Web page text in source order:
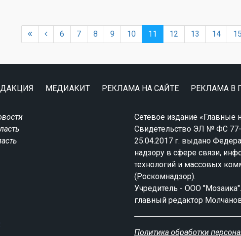
6 7 8 9 10 11 12 13 14 15
МЕДИАКИТ РЕКЛАМА НА САЙТЕ РЕКЛАМА В
Сетевое издание «Главные
Свидетельство ЭЛ № ФС
25.04.2017 г. выдано
надзору в сфере связи,
технологий и массовых
(Роскомнадзор).
Учредитель - ООО "Мозаика".
главный редактор
Политика обработки